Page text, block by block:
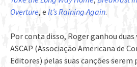
Overture, e It’s Raining Again.
Por conta disso, Roger ganhou
ASCAP (Associação Americana de
Editores) pelas suas canções